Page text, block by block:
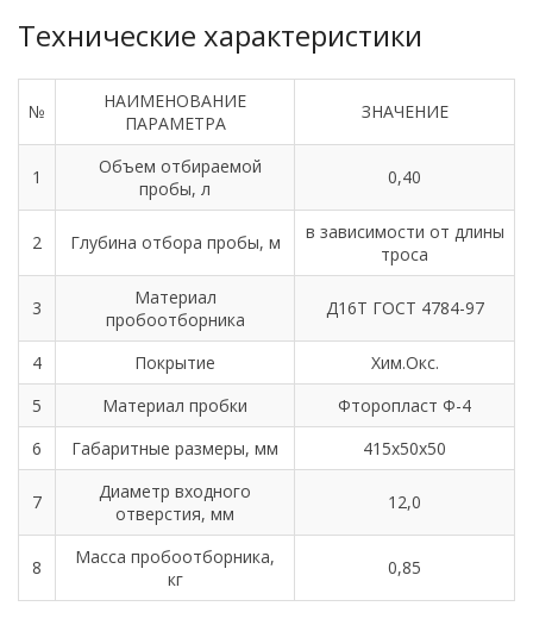
Технические характеристики
№
НАИМЕНОВАНИЕ
ПАРАМЕТРА
ЗНАЧЕНИЕ
1
Объем отбираемой
пробы, л
0,40
2 Глубина отбора пробы, м
в зависимости от длины
троса
3
Материал
пробоотборника
Д16Т ГОСТ 4784-97
4 Покрытие
Хим.Окс.
5
Материал пробки
Фторопласт Ф-4
6
Габаритные размеры, мм 415х50х50
7
Диаметр входного
отверстия, мм
12,0
8
Масса пробоотборника,
кг
0,85